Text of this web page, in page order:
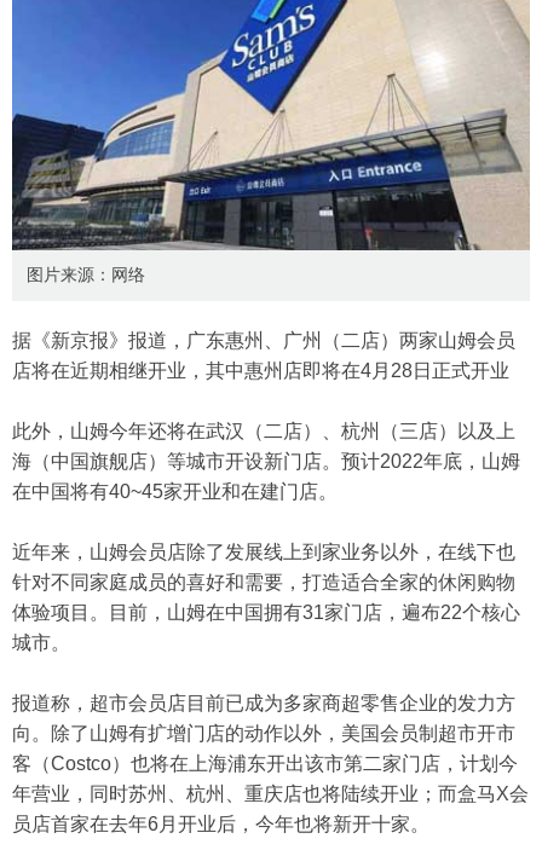
图片来源：网络
据《新京报》报道，广东惠州、广州（二店）两家山姆会员
店将在近期相继开业，其中惠州店即将在4月28日正式开业
此外，山姆今年还将在武汉（二店）、杭州（三店）以及上
海（中国旗舰店）等城市开设新门店。预计2022年底，山姆
在中国将有40~45家开业和在建门店。
近年来，山姆会员店除了发展线上到家业务以外，在线下也
针对不同家庭成员的喜好和需要，打造适合全家的休闲购物
体验项目。目前，山姆在中国拥有31家门店，遍布22个核心
城市。
报道称，超市会员店目前已成为多家商超零售企业的发力方
向。除了山姆有扩增门店的动作以外，美国会员制超市开市
客（Costco）也将在上海浦东开出该市第二家门店，计划今
年营业，同时苏州、杭州、重庆店也将陆续开业；而盒马X会
员店首家在去年6月开业后，今年也将新开十家。